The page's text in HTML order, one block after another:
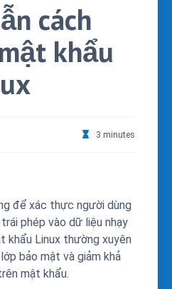
cách
khẩu
3 minutes
để xác thực người dùng
phép vào dữ liệu nhạy
khẩu Linux thường xuyên
bảo mật và giảm khả
mật khẩu.